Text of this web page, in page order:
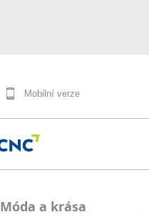
Mobilní verze
Móda a krása